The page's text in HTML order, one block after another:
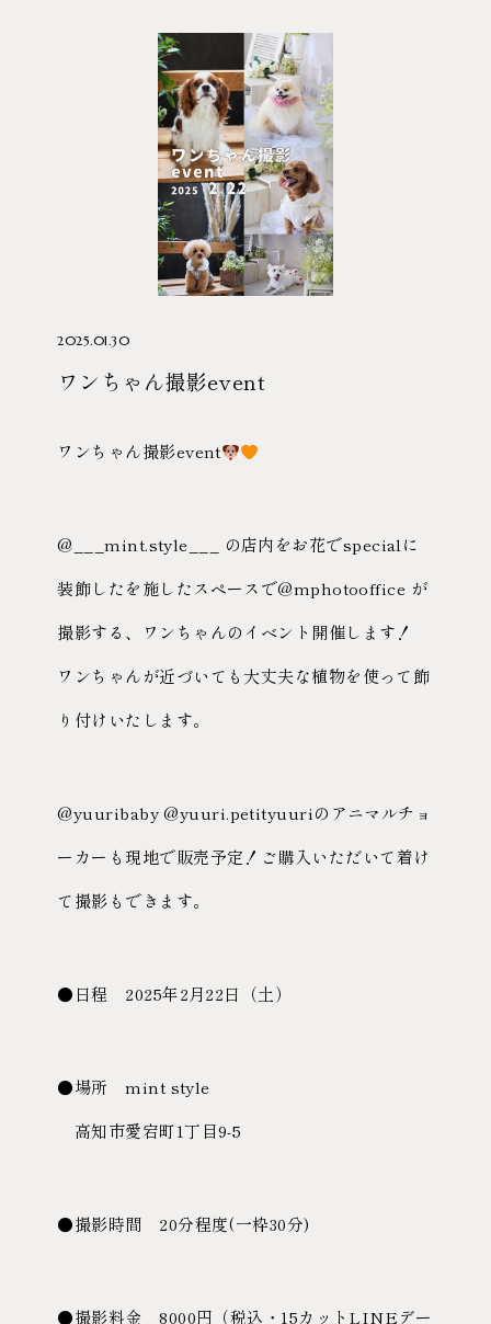
2025.01.30
ワンちゃん撮影event
ワンちゃん撮影event
@___mint.style___ の店内をお花でspecialに
装飾したを施したスペースで@mphotooffice が
撮影する、ワンちゃんのイベント開催します！
ワンちゃんが近づいても大丈夫な植物を使って飾
り付けいたします。
@yuuribaby @yuuri.petityuuriのアニマルチョ
ーカーも現地で販売予定！ご購入いただいて着け
て撮影もできます。
●日程 2025年2月22日（土）
●場所 mint style
高知市愛宕町1丁目9-5
●撮影時間 20分程度(一枠30分)
●撮影料金 8000円（税込・15カットLINEデー